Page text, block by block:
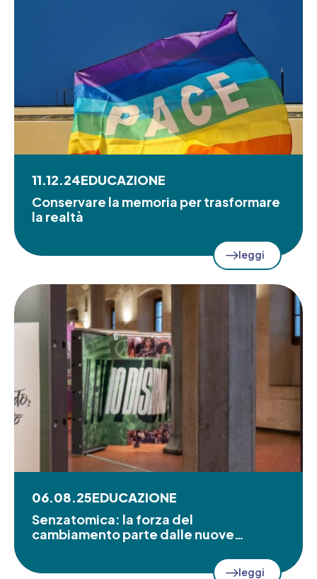
11.12.24EDUCAZIONE
Conservare la memoria per trasformare
la realtà
leggi
06.08.25EDUCAZIONE
Senzatomica: la forza del
cambiamento parte dalle nuove…
leggi